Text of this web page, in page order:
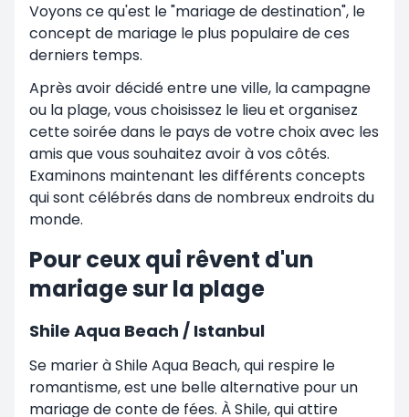
Voyons ce qu'est le "mariage de destination", le
concept de mariage le plus populaire de ces
derniers temps.
Après avoir décidé entre une ville, la campagne
ou la plage, vous choisissez le lieu et organisez
cette soirée dans le pays de votre choix avec les
amis que vous souhaitez avoir à vos côtés.
Examinons maintenant les différents concepts
qui sont célébrés dans de nombreux endroits du
monde.
Pour ceux qui rêvent d'un
mariage sur la plage
Shile Aqua Beach / Istanbul
Se marier à Shile Aqua Beach, qui respire le
romantisme, est une belle alternative pour un
mariage de conte de fées. À Shile, qui attire